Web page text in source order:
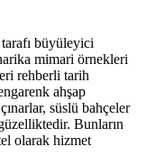
büyüleyici
mimari örnekleri
rehberli tarih
ahşap
süslü bahçeler
Bunların
olarak hizmet